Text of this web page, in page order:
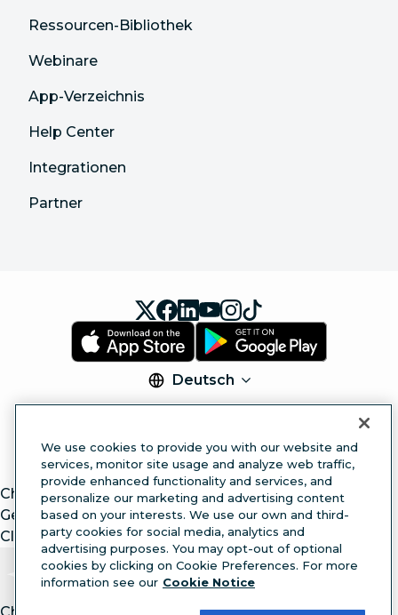
Ressourcen-Bibliothek
Webinare
App-Verzeichnis
Help Center
Integrationen
Partner
Deutsch
Preferences
Accessibility
ChatGPT
Gemini
Claude
We use cookies to provide you with our website and
services, monitor site usage and analyze web traffic,
provide enhanced functionality and services, and
personalize our marketing and advertising content
based on your interests. We use our own and third-
party cookies for social media, analytics and
advertising purposes. You may opt-out of optional
cookies by clicking on Cookie Preferences. For more
information see our Cookie Notice